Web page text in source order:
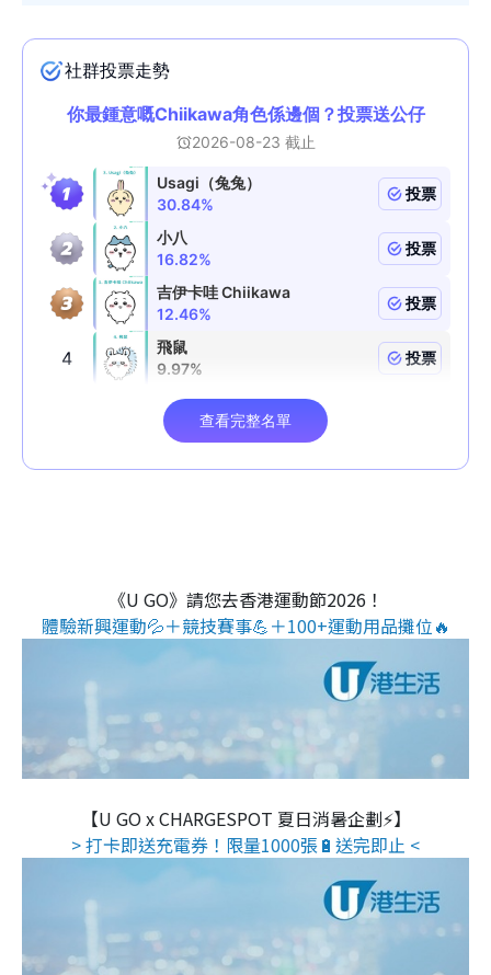
《U GO》請您去香港運動節2026！
體驗新興運動💦＋競技賽事💪＋100+運動用品攤位🔥
【U GO x CHARGESPOT 夏日消暑企劃⚡】
> 打卡即送充電券！限量1000張🔋送完即止 <